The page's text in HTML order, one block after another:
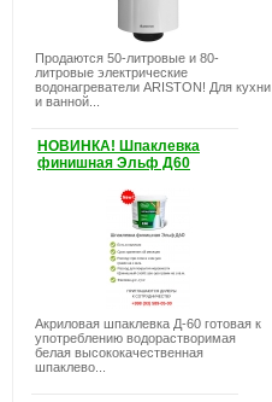
Продаются 50-литровые и 80-
литровые электрические
водонагреватели ARISTON! Для кухни
и ванной...
НОВИНКА! Шпаклевка
финишная Эльф Д60
Акриловая шпаклевка Д-60 готовая к
употреблению водорастворимая
белая высококачественная
шпаклево...